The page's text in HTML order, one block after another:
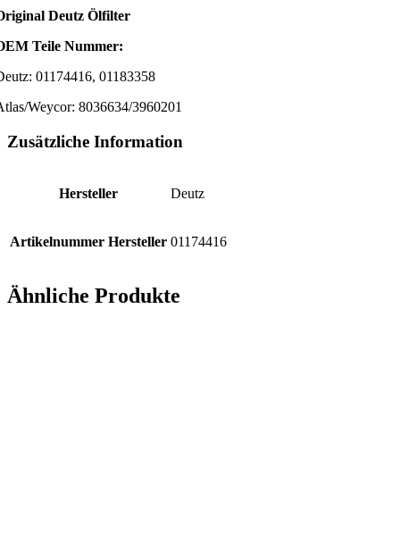
Deutz Ölfilter
Teile Nummer:
01174416, 01183358
Weycor: 8036634/3960201
Zusätzliche Information
Hersteller Deutz
Artikelnummer Hersteller 01174416
Ähnliche Produkte